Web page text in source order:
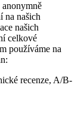
anonymně
na našich
našich
celkové
používáme na
recenze, A/B-